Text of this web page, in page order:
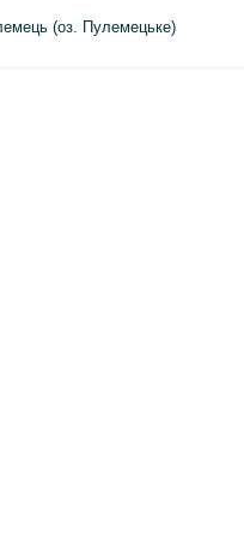
(оз. Пулемецьке)